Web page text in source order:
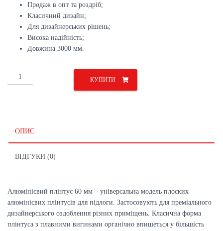
Продаж в опт та роздріб;
Класичний дизайн;
Для дизайнерських рішень;
Висока надійність;
Довжина 3000 мм.
Алюмінієвий
плінтус
кількість
КУПИТИ
ОПИС
ВІДГУКИ (0)
Алюмінієвий плінтус 60 мм – універсальна модель плоских
алюмінієвих плінтусів для підлоги. Застосовують для преміального
дизайнерського оздоблення різних приміщень. Класична форма
плінтуса з плавними вигинами органічно впишеться у більшість